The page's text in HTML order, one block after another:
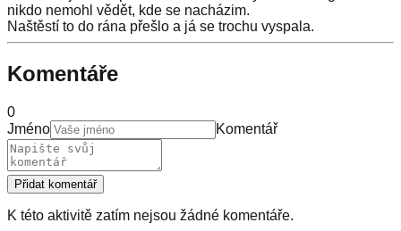
nikdo nemohl vědět, kde se nacházim.
Naštěstí to do rána přešlo a já se trochu vyspala.
Komentáře
0
Jméno
Komentář
Přidat komentář
K této aktivitě zatím nejsou žádné komentáře.